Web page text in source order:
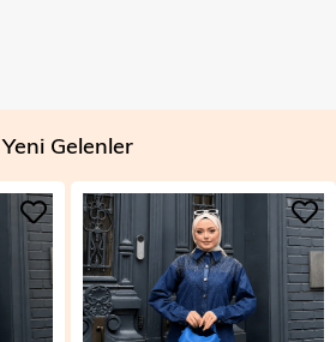
Yeni Gelenler